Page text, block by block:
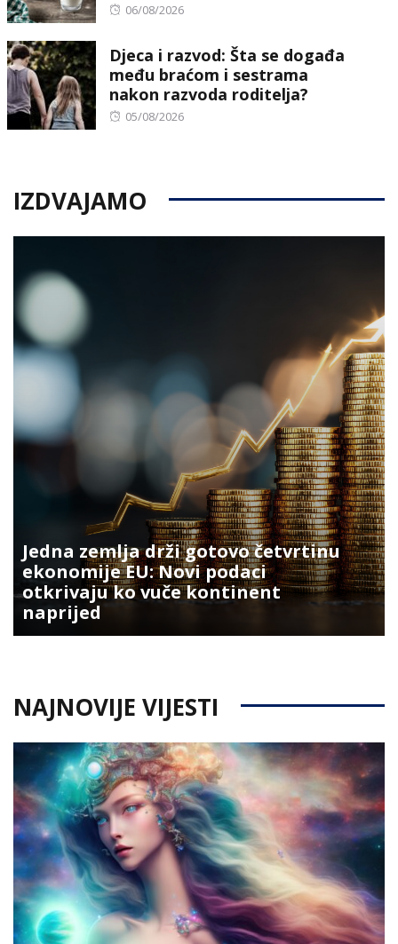
Posted
06/08/2026
Djeca i razvod: Šta se događa
među braćom i sestrama
nakon razvoda roditelja?
Posted
05/08/2026
IZDVAJAMO
Jedna zemlja drži gotovo četvrtinu
ekonomije EU: Novi podaci
otkrivaju ko vuče kontinent
naprijed
NAJNOVIJE VIJESTI